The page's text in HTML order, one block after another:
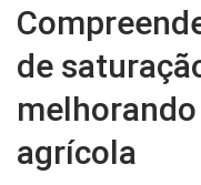
de
agrícola